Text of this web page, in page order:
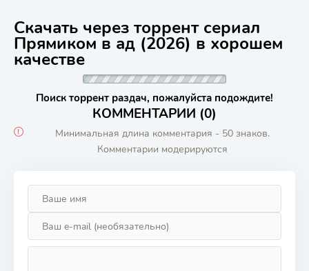
Скачать через торрент сериал
Прямиком в ад (2026) в хорошем
качестве
Поиск торрент раздач, пожалуйста подождите!
КОММЕНТАРИИ (0)
Минимальная длина комментария - 50 знаков.
Комментарии модерируются